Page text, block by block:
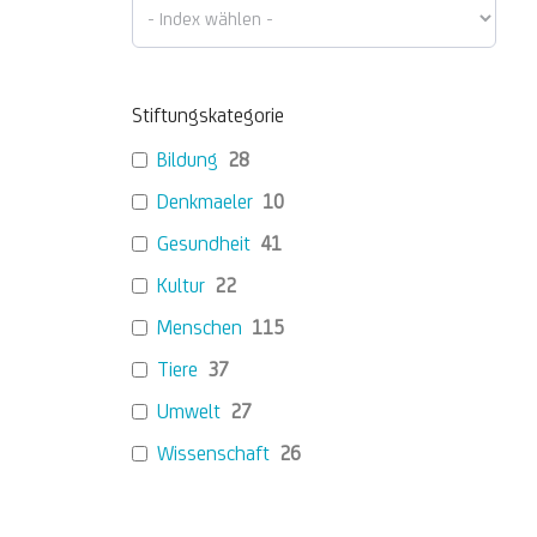
Stiftungskategorie
Bildung 28
Denkmaeler 10
Gesundheit 41
Kultur 22
Menschen 115
Tiere 37
Umwelt 27
Wissenschaft 26